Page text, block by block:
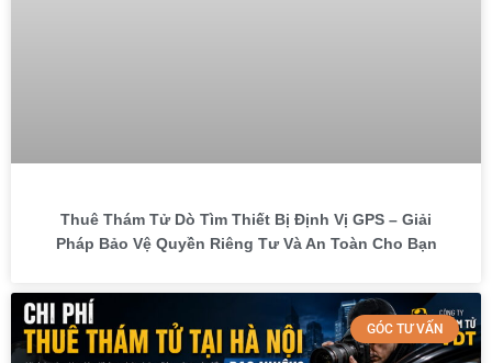
Thuê Thám Tử Dò Tìm Thiết Bị Định Vị GPS – Giải
Pháp Bảo Vệ Quyền Riêng Tư Và An Toàn Cho Bạn
GÓC TƯ VẤN